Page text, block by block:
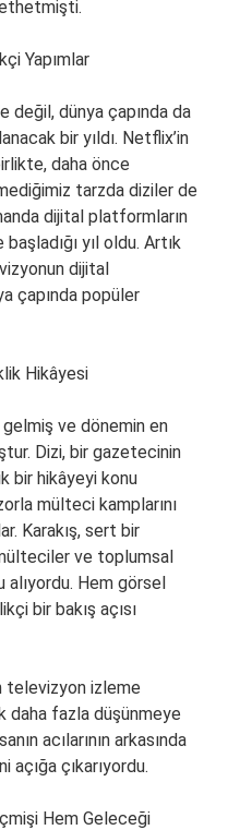
Yapımlar
değil, dünya çapında da
bir yıldı. Netflix’in
daha önce
tarzda diziler de
dijital platformların
yıl oldu. Artık
dijital
çapında popüler
Hikâyesi
gelmiş ve dönemin en
Dizi, bir gazetecinin
bir hikâyeyi konu
mülteci kamplarını
Karakış, sert bir
ve toplumsal
alıyordu. Hem görsel
bir bakış açısı
televizyon izleme
daha fazla düşünmeye
acılarının arkasında
çıkarıyordu.
Hem Geleceği